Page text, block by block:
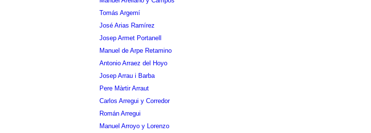
Tomás Argemí
José Arias Ramírez
Josep Armet Portanell
Manuel de Arpe Retamino
Antonio Arraez del Hoyo
Josep Arrau i Barba
Pere Màrtir Arraut
Carlos Arregui y Corredor
Román Arregui
Manuel Arroyo y Lorenzo